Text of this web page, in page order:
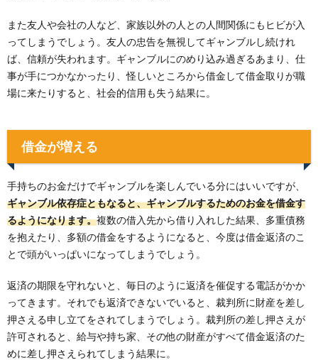
また友人や会社の人など、家族以外の人との人間関係にもヒビが入
ってしまうでしょう。友人の忠告を無視してギャンブルし続けれ
ば、信頼が失われます。ギャンブルにのめり込み過ぎるあまり、仕
事が手につかなかったり、怪しいところから借金して借金取りが職
場に来たりすると、社会的信用も失う結果に。
借金が増える
手持ちのお金だけでギャンブルを楽しんでいる分にはいいですが、
ギャンブル依存症ともなると、ギャンブルするためのお金を借金す
るようになります。複数の借入先から借り入れした結果、多重債務
を抱えたり、多額の借金をするようになると、今度は借金返済のこ
とで頭がいっぱいになってしまうでしょう。
返済の期限を守れないと、毎日のように返済を催促する電話がかか
ってきます。それでも返済できないでいると、裁判所に財産を差し
押さえる申し立てをされてしまうでしょう。裁判所の差し押さえが
許可されると、給与や持ち家、その他の財産がすべて借金返済のた
めに差し押さえられてしまう結果に。